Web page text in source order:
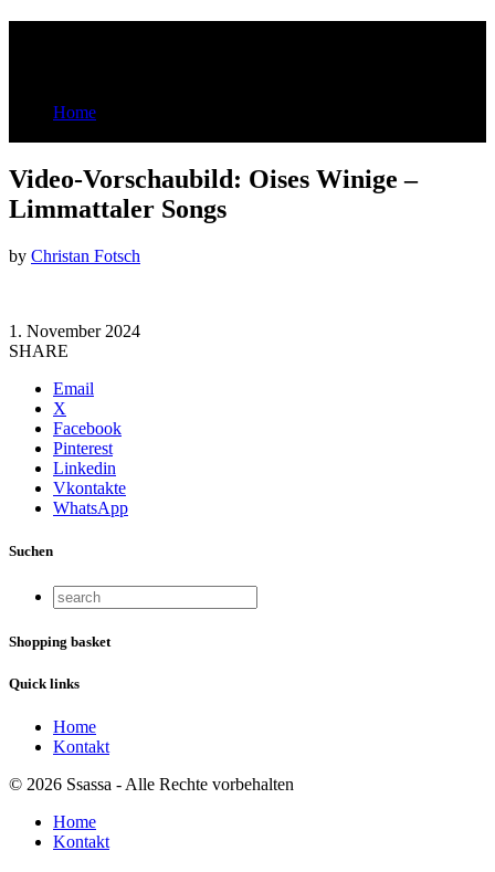
Home
Video-Vorschaubild: Oises Winige –
Limmattaler Songs
by Christan Fotsch
1. November 2024
SHARE
Email
X
Facebook
Pinterest
Linkedin
Vkontakte
WhatsApp
Suchen
Shopping basket
Quick links
Home
Kontakt
© 2026 Ssassa - Alle Rechte vorbehalten
Home
Kontakt